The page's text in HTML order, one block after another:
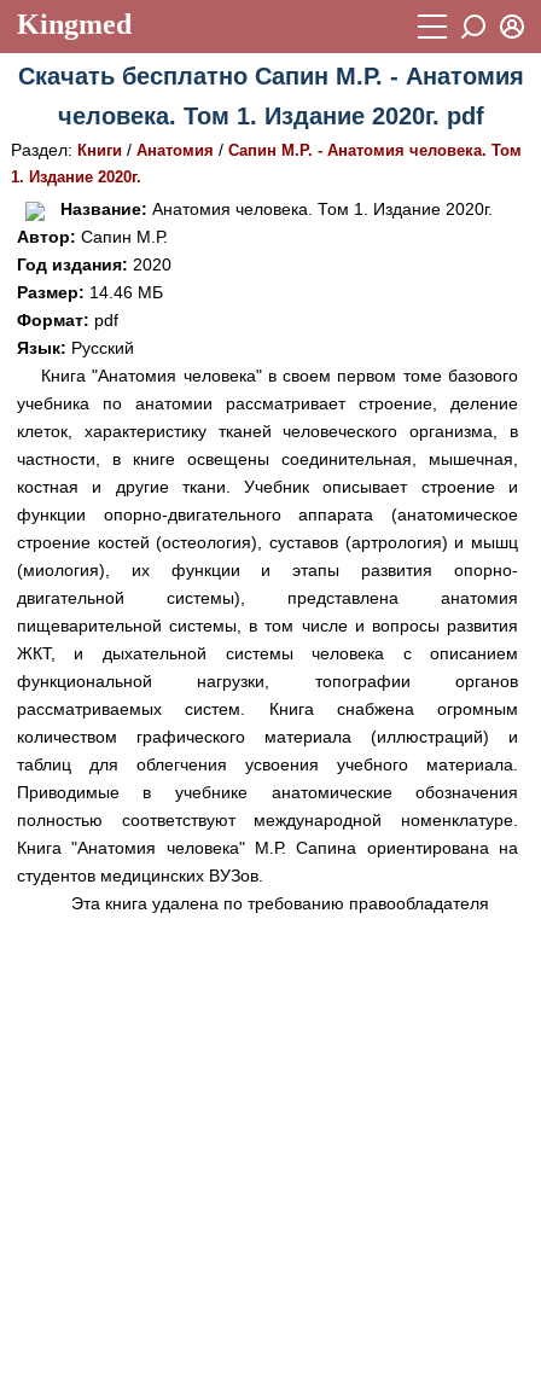
Kingmed
Учебный материал
Видеогалерея 899
Фотогалерея
Истории болезней
Лекции и презентации
Аккредитационные тесты
Методические рекомендации
Научно-популярное
Статьи
Новости
Медицинская стандартизация
Нормативы экстренной и неотложной помощи
Нормы лабораторных и инструментальных
исследований
Обратная связь
Добавить материал
FAQ
Пароль
Восстановить пароль
Регистрация
Скачать бесплатно Сапин М.Р. - Анатомия
человека. Том 1. Издание 2020г. pdf
Раздел: Книги/ Анатомия / Сапин М.Р. - Анатомия человека. Том
1. Издание 2020г.
Название: Анатомия человека. Том 1. Издание 2020г.
Автор: Сапин М.Р.
Год издания: 2020
Размер: 14.46 МБ
Формат: pdf
Язык: Русский
Книга "Анатомия человека" в своем первом томе базового
учебника по анатомии рассматривает строение, деление
клеток, характеристику тканей человеческого организма, в
частности, в книге освещены соединительная, мышечная,
костная и другие ткани. Учебник описывает строение и
функции опорно-двигательного аппарата (анатомическое
строение костей (остеология), суставов (артрология) и мышц
(миология), их функции и этапы развития опорно-
двигательной системы), представлена анатомия
пищеварительной системы, в том числе и вопросы развития
ЖКТ, и дыхательной системы человека с описанием
функциональной нагрузки, топографии органов
рассматриваемых систем. Книга снабжена огромным
количеством графического материала (иллюстраций) и
таблиц для облегчения усвоения учебного материала.
Приводимые в учебнике анатомические обозначения
полностью соответствуют международной номенклатуре.
Книга "Анатомия человека" М.Р. Сапина ориентирована на
студентов медицинских ВУЗов.
Эта книга удалена по требованию правообладателя